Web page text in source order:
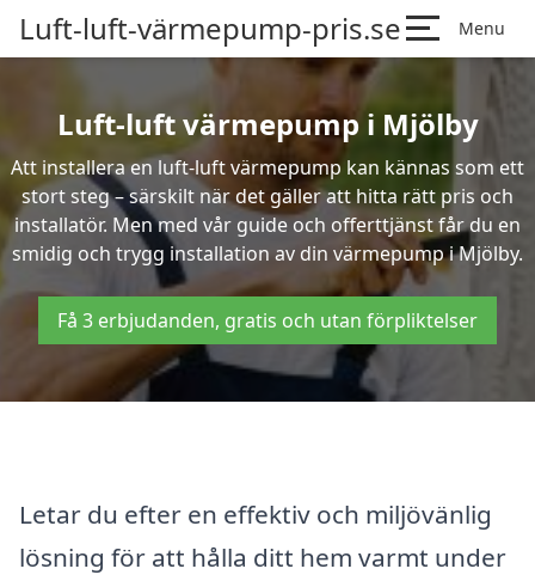
Luft-luft-värmepump-pris.se Menu
Luft-luft värmepump i Mjölby
Att installera en luft-luft värmepump kan kännas som ett
stort steg – särskilt när det gäller att hitta rätt pris och
installatör. Men med vår guide och offerttjänst får du en
smidig och trygg installation av din värmepump i Mjölby.
Få 3 erbjudanden, gratis och utan förpliktelser
Letar du efter en effektiv och miljövänlig
lösning för att hålla ditt hem varmt under